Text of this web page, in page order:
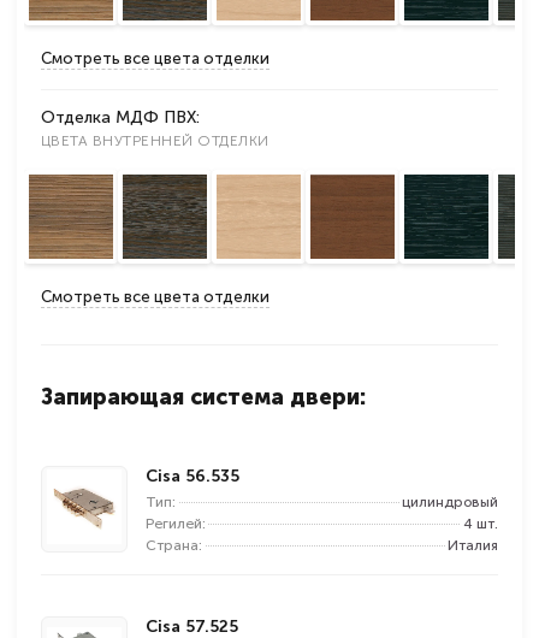
Смотреть все цвета отделки
Отделка МДФ ПВХ:
ЦВЕТА ВНУТРЕННЕЙ ОТДЕЛКИ
Смотреть все цвета отделки
Запирающая система двери:
Cisa 56.535
Тип:
цилиндровый
Регилей:
4 шт.
Страна:
Италия
Cisa 57.525